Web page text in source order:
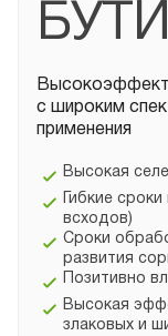
с широким
применения
Высокая
Гибкие
всходов)
Сроки
развития
Позитивно
Высокая
злаковых и